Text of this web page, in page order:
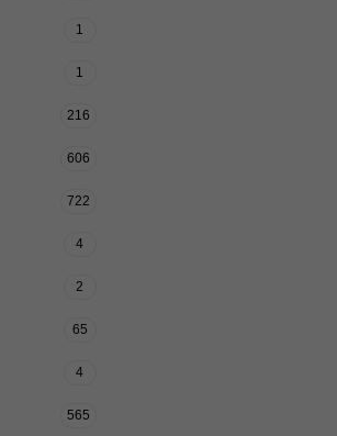
1
1
216
606
722
4
2
65
4
565